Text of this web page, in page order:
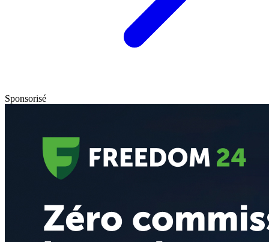
Sponsorisé